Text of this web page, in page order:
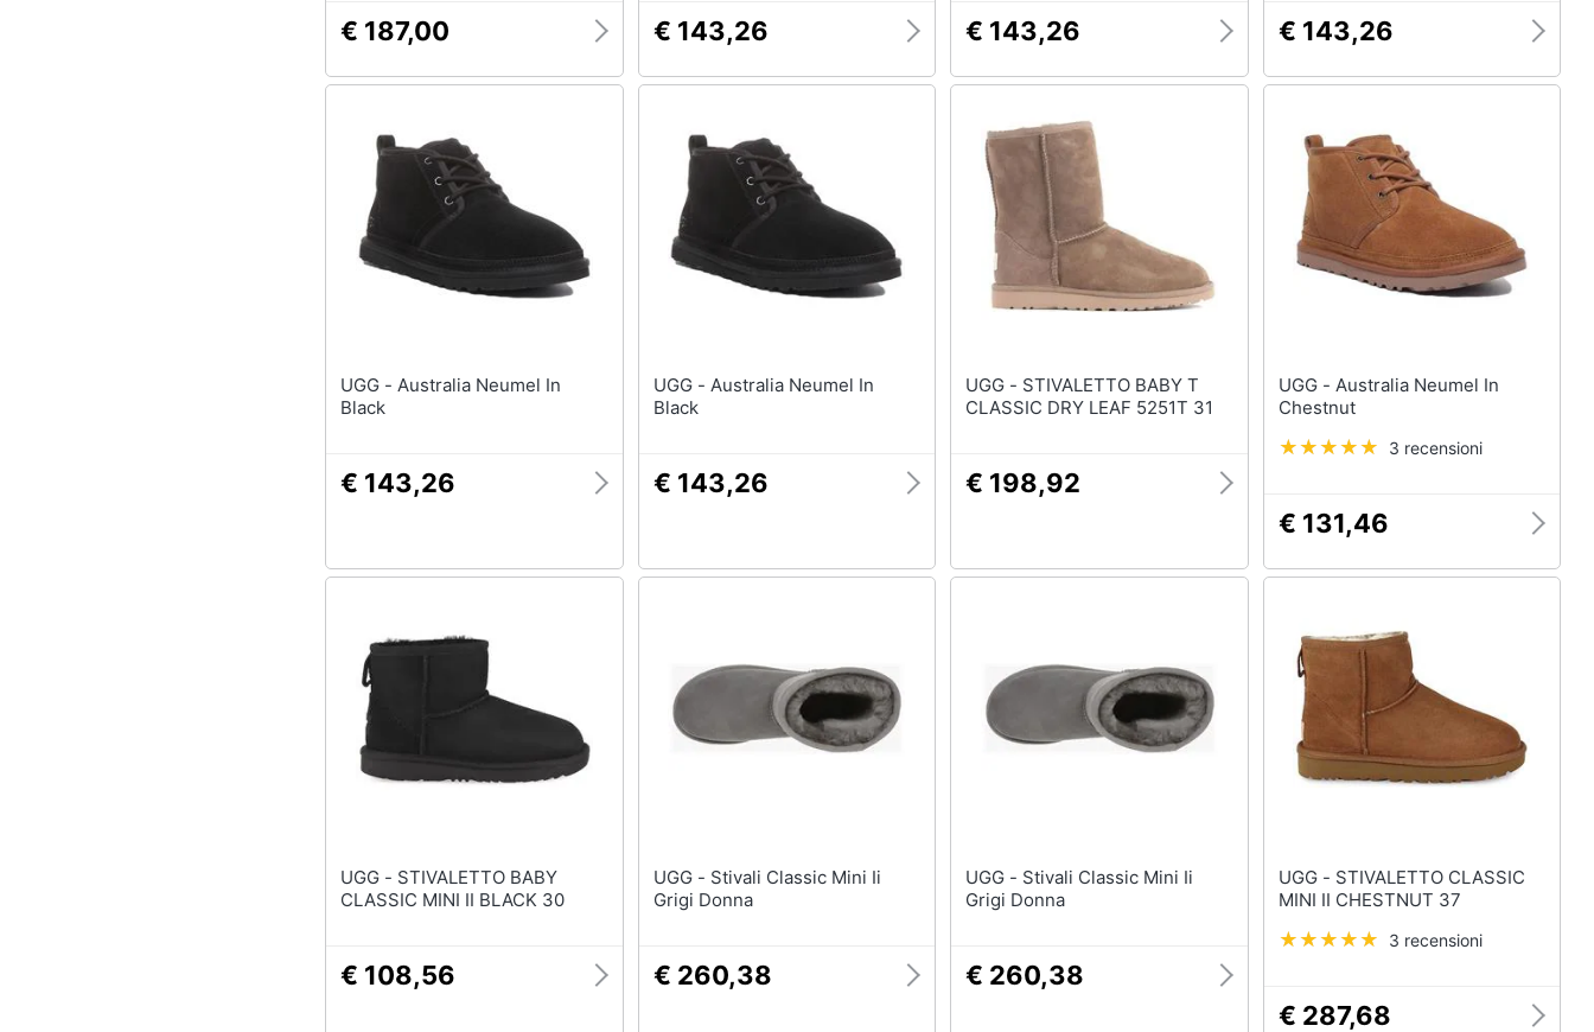
€ 187,00 € 143,26 € 143,26 € 143,26
UGG - Australia Neumel In
Black
€ 143,26
UGG - Australia Neumel In
Black
€ 143,26
UGG - STIVALETTO BABY T
CLASSIC DRY LEAF 5251T 31
€ 198,92
UGG - Australia Neumel In
Chestnut
3 recensioni
€ 131,46
UGG - STIVALETTO BABY
CLASSIC MINI II BLACK 30
€ 108,56
UGG - Stivali Classic Mini Ii
Grigi Donna
€ 260,38
UGG - Stivali Classic Mini Ii
Grigi Donna
€ 260,38
UGG - STIVALETTO CLASSIC
MINI II CHESTNUT 37
3 recensioni
€ 287,68